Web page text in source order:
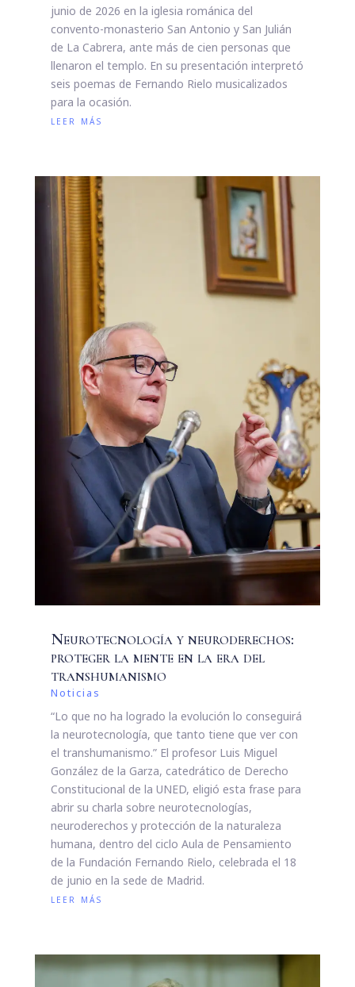
junio de 2026 en la iglesia románica del
convento-monasterio San Antonio y San Julián
de La Cabrera, ante más de cien personas que
llenaron el templo. En su presentación interpretó
seis poemas de Fernando Rielo musicalizados
para la ocasión.
leer más
Neurotecnología y neuroderechos:
proteger la mente en la era del
transhumanismo
Noticias
“Lo que no ha logrado la evolución lo conseguirá
la neurotecnología, que tanto tiene que ver con
el transhumanismo.” El profesor Luis Miguel
González de la Garza, catedrático de Derecho
Constitucional de la UNED, eligió esta frase para
abrir su charla sobre neurotecnologías,
neuroderechos y protección de la naturaleza
humana, dentro del ciclo Aula de Pensamiento
de la Fundación Fernando Rielo, celebrada el 18
de junio en la sede de Madrid.
leer más